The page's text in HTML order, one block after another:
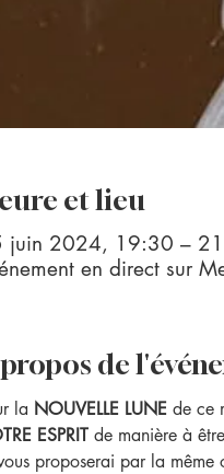
et lieu
juin 2024, 19:30 –
en direct sur
de
la NOUVELLE LUNE de ce
ESPRIT de manière à
proposerai par la même